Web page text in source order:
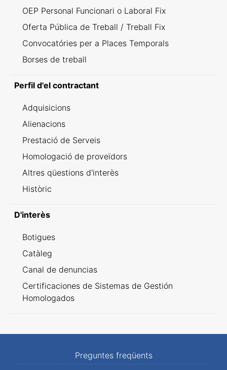
OEP Personal Funcionari o Laboral Fix
Oferta Pública de Treball / Treball Fix
Convocatóries per a Places Temporals
Borses de treball
Perfil d'el contractant
Adquisicions
Alienacions
Prestació de Serveis
Homologació de proveïdors
Altres qüestions d'interès
Històric
D'interès
Botigues
Catàleg
Canal de denuncias
Certificaciones de Sistemas de Gestión
Homologados
Preguntes freqüents